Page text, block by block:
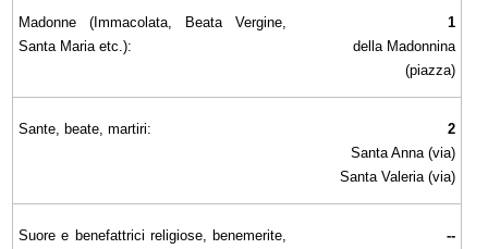
Madonne (Immacolata, Beata Vergine,
Santa Maria etc.):
1
della Madonnina
(piazza)
Sante, beate, martiri:
2
Santa Anna (via)
Santa Valeria (via)
Suore e benefattrici religiose, benemerite,
--